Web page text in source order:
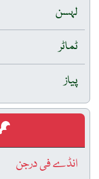
لہسن
ٹماٹر
پیاز
انڈے فی درجن